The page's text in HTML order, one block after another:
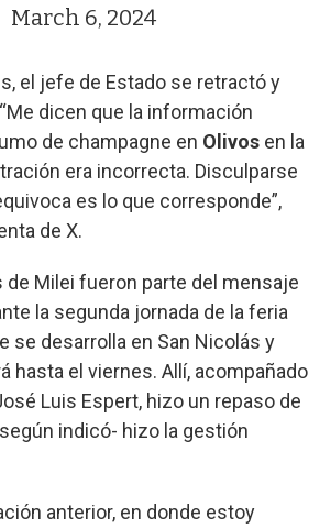
March 6, 2024
el jefe de Estado se retractó y
dicen que la información
de champagne en Olivos en la
era incorrecta. Disculparse
es lo que corresponde”,
de X.
de Milei fueron parte del mensaje
la segunda jornada de la feria
se desarrolla en San Nicolás y
hasta el viernes. Allí, acompañado
Luis Espert, hizo un repaso de
indicó- hizo la gestión
anterior, en donde estoy